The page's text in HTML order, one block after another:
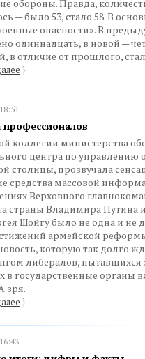
обороны. Правда,
— было 53, стало 58. В
опасности». В
одиннадцать, в новой —
в отличие от прошлого,
}
профессионалов
коллегии министерства
центра по управлению
столицы, прозвучала
средства массовой
Верховного
страны Владимира Путина
Шойгу было не одна и не
армейской
которую так долго
либералов, пытавшихся
в государственные органы
зря.
}